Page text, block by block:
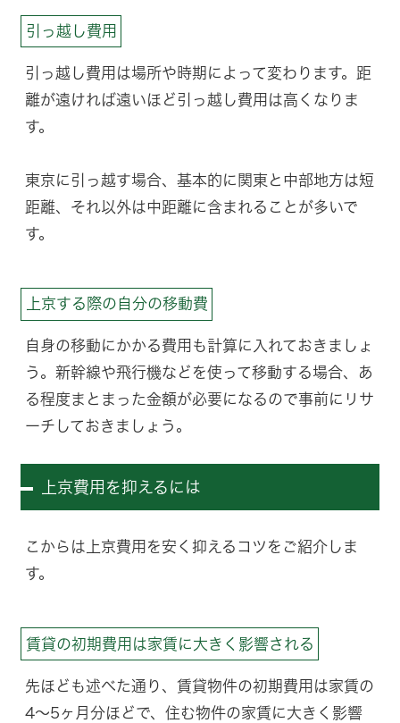
引っ越し費用
引っ越し費用は場所や時期によって変わります。距
離が遠ければ遠いほど引っ越し費用は高くなりま
す。
東京に引っ越す場合、基本的に関東と中部地方は短
距離、それ以外は中距離に含まれることが多いで
す。
上京する際の自分の移動費
自身の移動にかかる費用も計算に入れておきましょ
う。新幹線や飛行機などを使って移動する場合、あ
る程度まとまった金額が必要になるので事前にリサ
ーチしておきましょう。
上京費用を抑えるには
こからは上京費用を安く抑えるコツをご紹介しま
す。
賃貸の初期費用は家賃に大きく影響される
先ほども述べた通り、賃貸物件の初期費用は家賃の
4〜5ヶ月分ほどで、住む物件の家賃に大きく影響